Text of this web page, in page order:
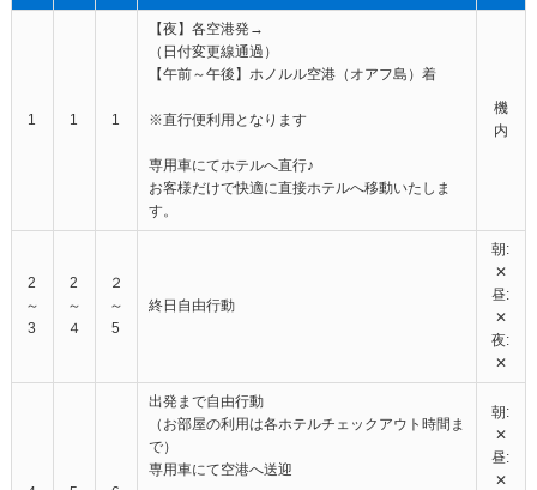
1 1 1
【夜】各空港発→
（日付変更線通過）
【午前～午後】ホノルル空港（オアフ島）着
※直行便利用となります
専用車にてホテルへ直行♪
お客様だけで快適に直接ホテルへ移動いたしま
す。
機
内
2
～
3
2
～
４
２
～
5
終日自由行動
朝:
✕
昼:
✕
夜:
✕
出発まで自由行動
（お部屋の利用は各ホテルチェックアウト時間ま
で）
専用車にて空港へ送迎
朝:
✕
昼:
✕